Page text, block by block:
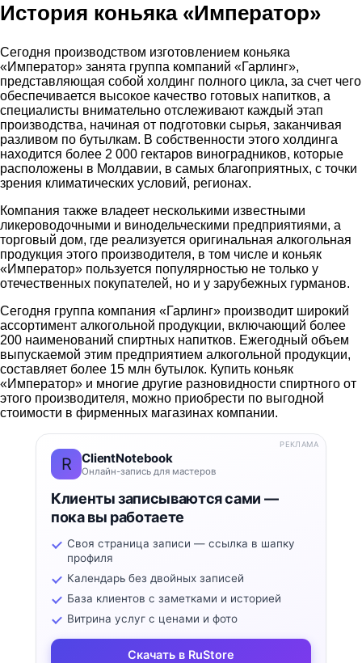
История коньяка «Император»
Сегодня производством изготовлением коньяка
«Император» занята группа компаний «Гарлинг»,
представляющая собой холдинг полного цикла, за счет чего
обеспечивается высокое качество готовых напитков, а
специалисты внимательно отслеживают каждый этап
производства, начиная от подготовки сырья, заканчивая
разливом по бутылкам. В собственности этого холдинга
находится более 2 000 гектаров виноградников, которые
расположены в Молдавии, в самых благоприятных, с точки
зрения климатических условий, регионах.
Компания также владеет несколькими известными
ликероводочными и винодельческими предприятиями, а
торговый дом, где реализуется оригинальная алкогольная
продукция этого производителя, в том числе и коньяк
«Император» пользуется популярностью не только у
отечественных покупателей, но и у зарубежных гурманов.
Сегодня группа компания «Гарлинг» производит широкий
ассортимент алкогольной продукции, включающий более
200 наименований спиртных напитков. Ежегодный объем
выпускаемой этим предприятием алкогольной продукции,
составляет более 15 млн бутылок. Купить коньяк
«Император» и многие другие разновидности спиртного от
этого производителя, можно приобрести по выгодной
стоимости в фирменных магазинах компании.
R ClientNotebook
Онлайн-запись для мастеров
Клиенты записываются сами —
пока вы работаете
Своя страница записи — ссылка в шапку
профиля
Календарь без двойных записей
База клиентов с заметками и историей
Витрина услуг с ценами и фото
Скачать в RuStore
РЕКЛАМА